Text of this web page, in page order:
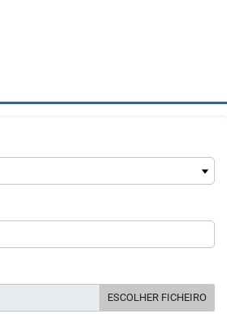
ESCOLHER FICHEIRO